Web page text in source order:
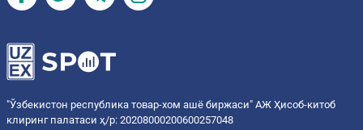
"Ўзбекистон республика товар-хом ашё биржаси" АЖ Ҳисоб-китоб
клиринг палатаси ҳ/р: 20208000200600257048